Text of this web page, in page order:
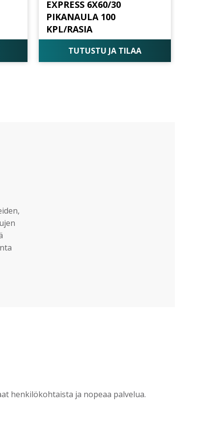
EXPRESS 6X60/30
PIKANAULA 100
KPL/RASIA
TUTUSTU JA TILAA
henkilökohtaista ja nopeaa palvelua.